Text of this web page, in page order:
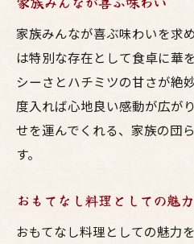
家族みんなが喜ぶ味わいを求
は特別な存在として食卓に華
シーさとハチミツの甘さが絶
度入れば心地良い感動が広が
せを運んでくれる、家族の団
す。
おもてなし料理としての魅力
おもてなし料理としての魅力